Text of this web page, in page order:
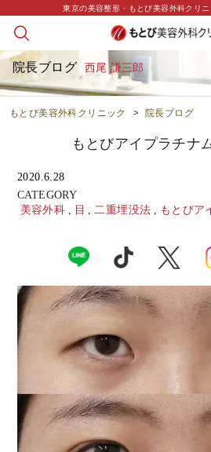
東京の美容整形・もとび美容外科クリ
院長ブログ 西尾 謙三郎
もとび美容外科クリニック > 院長ブログ
もとびアイプラチ
2020.6.28
CATEGORY
美容外科
目 二重埋没法 もとびア